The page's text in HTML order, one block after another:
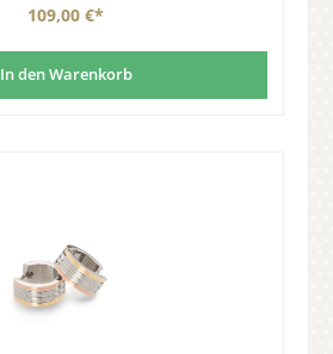
109,00 €*
In den Warenkorb